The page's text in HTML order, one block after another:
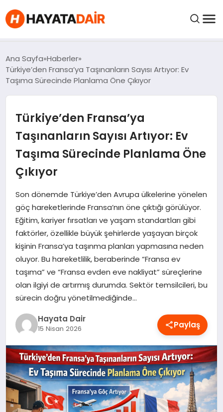
FIYATLAR
HABERLER
İNCELEMELER
KRIPTO PARALAR
KIMDIR?
NEDIR?
OYUN
RÜYA TABIRLERI
SAĞLIK
TEKNOLOJI
Ana Sayfa Haberler
Türkiye’den Fransa’ya Taşınanların Sayısı Artıyor: Ev
Taşıma Sürecinde Planlama Öne Çıkıyor
Türkiye’den Fransa’ya
Taşınanların Sayısı Artıyor: Ev
Taşıma Sürecinde Planlama Öne
Çıkıyor
Son dönemde Türkiye’den Avrupa ülkelerine yönelen
göç hareketlerinde Fransa’nın öne çıktığı görülüyor.
Eğitim, kariyer fırsatları ve yaşam standartları gibi
faktörler, özellikle büyük şehirlerde yaşayan birçok
kişinin Fransa’ya taşınma planları yapmasına neden
oluyor. Bu hareketlilik, beraberinde “Fransa ev
taşıma” ve “Fransa evden eve nakliyat” süreçlerine
olan ilgiyi de artırmış durumda. Sektör temsilcileri, bu
sürecin doğru yönetilmediğinde…
Hayata Dair
15 Nisan 2026 Paylaş